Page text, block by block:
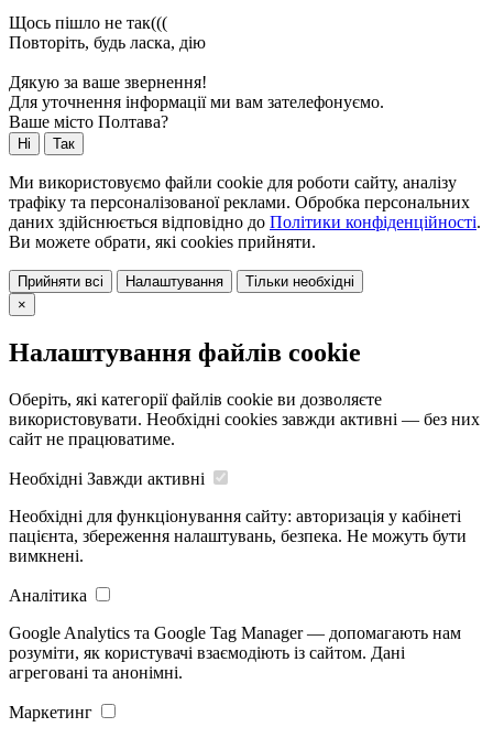
Щось пішло не так(((
Повторіть, будь ласка, дію
Дякую за ваше звернення!
Для уточнення інформації ми вам зателефонуємо.
Ваше місто Полтава?
Ні Так
Ми використовуємо файли cookie для роботи сайту, аналізу
трафіку та персоналізованої реклами. Обробка персональних
даних здійснюється відповідно до Політики конфіденційності.
Ви можете обрати, які cookies прийняти.
Прийняти всі Налаштування
Тільки необхідні
×
Налаштування файлів cookie
Оберіть, які категорії файлів cookie ви дозволяєте
використовувати. Необхідні cookies завжди активні — без них
сайт не працюватиме.
Необхідні Завжди активні
Необхідні для функціонування сайту: авторизація у кабінеті
пацієнта, збереження налаштувань, безпека. Не можуть бути
вимкнені.
Аналітика
Google Analytics та Google Tag Manager — допомагають нам
розуміти, як користувачі взаємодіють із сайтом. Дані
агреговані та анонімні.
Маркетинг